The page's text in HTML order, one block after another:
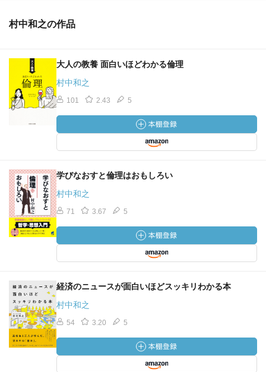
村中和之の作品
大人の教養 面白いほどわかる倫理
村中和之
101 2.43 5
学びなおすと倫理はおもしろい
村中和之
71 3.67 5
経済のニュースが面白いほどスッキリわかる本
村中和之
54 3.20 5